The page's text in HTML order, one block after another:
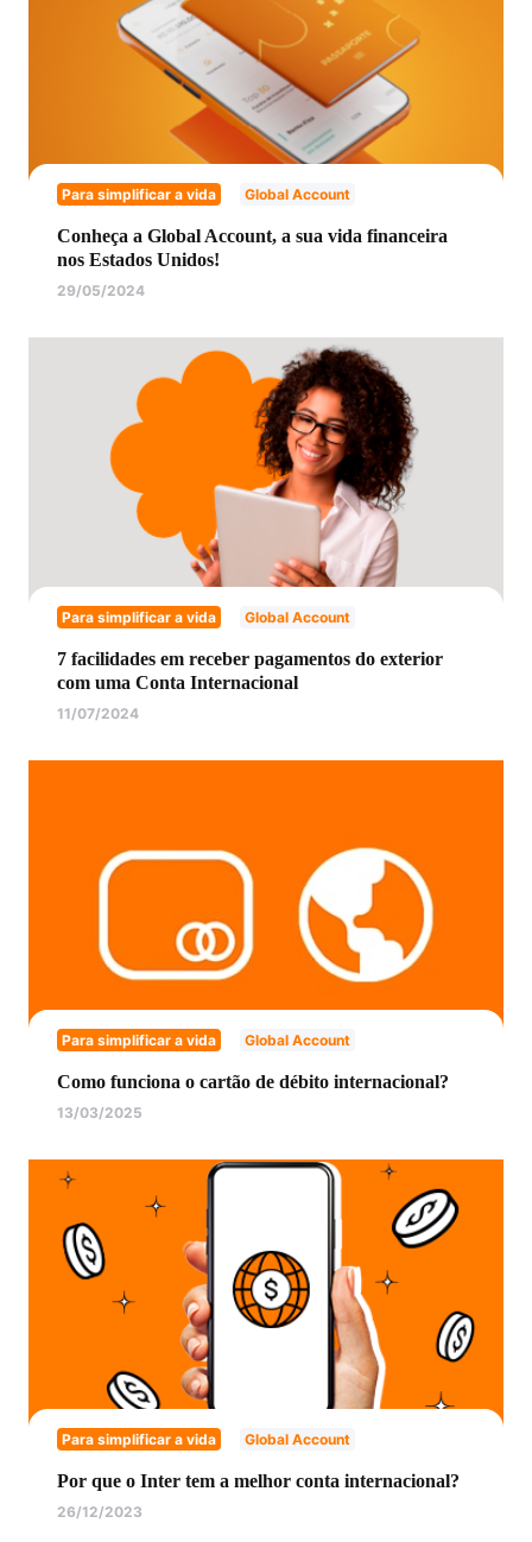
Para simplificar a vida Global Account
Conheça a Global Account, a sua vida financeira
nos Estados Unidos!
29/05/2024
Para simplificar a vida Global Account
7 facilidades em receber pagamentos do exterior
com uma Conta Internacional
11/07/2024
Para simplificar a vida Global Account
Como funciona o cartão de débito internacional?
13/03/2025
Para simplificar a vida Global Account
Por que o Inter tem a melhor conta internacional?
26/12/2023